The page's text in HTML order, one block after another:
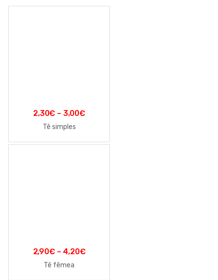
2,30€ – 3,00€
Tê simples
2,90€– 4,20€
Tê fêmea